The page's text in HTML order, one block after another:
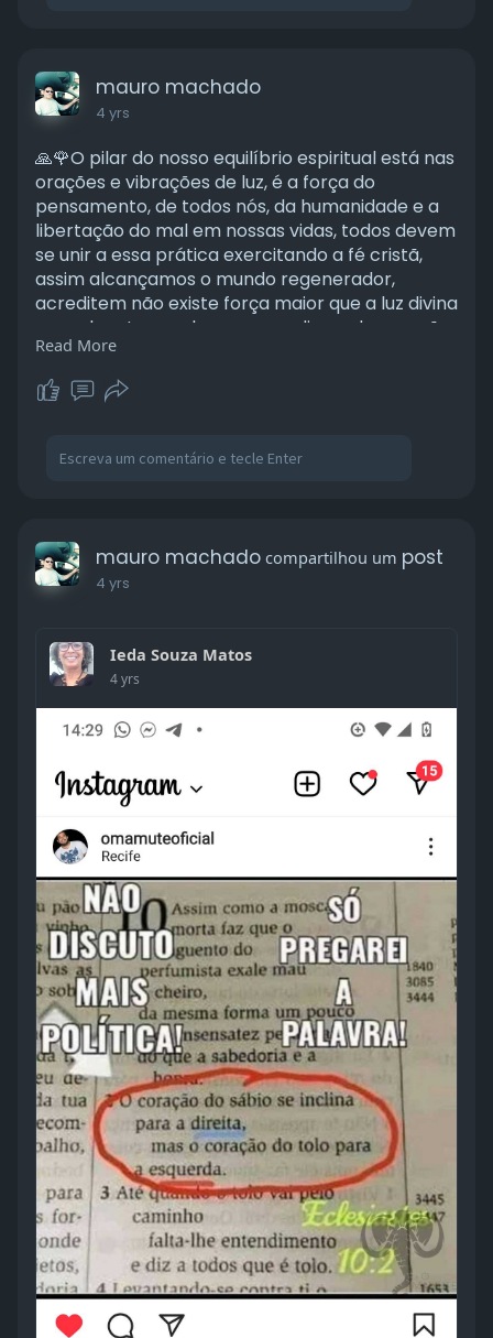
mauro machado
4 yrs
🙏🌹O pilar do nosso equilíbrio espiritual está nas
orações e vibrações de luz, é a força do
pensamento, de todos nós, da humanidade e a
libertação do mal em nossas vidas, todos devem
se unir a essa prática exercitando a fé cristã,
assim alcançamos o mundo regenerador,
acreditem não existe força maior que a luz divina
e no planeta escola os que se dizem deuses não
passam de pobres de espiritos em que a
prepotência, a ganância pelo dinheiro, pelo
poder os abraçam num total domínio, sendo
cristã e confiemos na justiça divina, a ética e o
moral é primordial, faça já a sua reforma íntima,
Deus acima de todos "Brasil Pátria do evangelho,
coração do mundo"... BOM DIA FAMÍLIA. 🌹🙏
Ayache Vidal.
Read More
mauro machado compartilhou um post
4 yrs
Ieda Souza Matos
4 yrs